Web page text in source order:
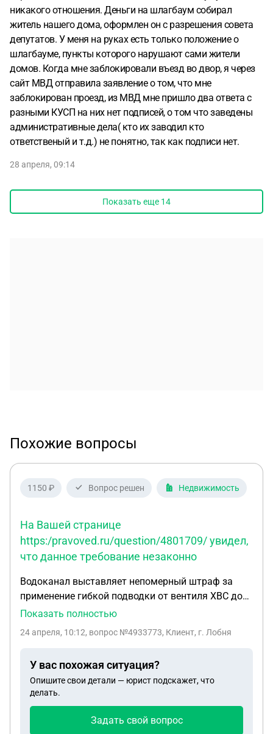
никакого отношения. Деньги на шлагбаум собирал
житель нашего дома, оформлен он с разрешения совета
депутатов. У меня на руках есть только положение о
шлагбауме, пункты которого нарушают сами жители
домов. Когда мне заблокировали въезд во двор, я через
сайт МВД отправила заявление о том, что мне
заблокирован проезд, из МВД мне пришло два ответа с
разными КУСП на них нет подписей, о том что заведены
административные дела( кто их заводил кто
ответственый и т.д.) не понятно, так как подписи нет.
28 апреля, 09:14
Показать еще 14
Похожие вопросы
1150 ₽ Вопрос решен Недвижимость
На Вашей странице
https:/pravoved.ru/question/4801709/ увидел,
что данное требование незаконно
Водоканал выставляет непомерный штраф за
применение гибкой подводки от вентиля ХВС до
фильтра и прибора учета воды. Якобы
Ранее ими же были сделаны были все поверки
претензий. В своем письме ссылаются на п.35 (1)
Постановления правительства РФ за №354, где
речь идет совсем о другом. На Вашей странице
данное требование незаконно. Требуется
Показать полностью
24 апреля, 10:12, вопрос №4933773, Клиент, г. Лобня
У вас похожая ситуация?
Опишите свои детали — юрист подскажет, что
делать.
Задать свой вопрос